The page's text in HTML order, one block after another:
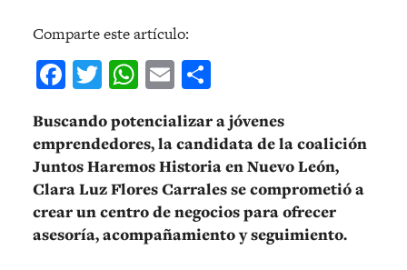
Comparte este artículo:
Facebook
Twitter
WhatsApp
Email
Buscando potencializar a jóvenes
emprendedores, la candidata de la coalición
Juntos Haremos Historia en Nuevo León,
Clara Luz Flores Carrales se comprometió a
crear un centro de negocios para ofrecer
asesoría, acompañamiento y seguimiento.